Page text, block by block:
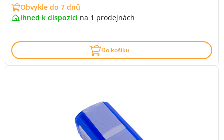
Obvykle do 7 dnů
ihned k dispozici na 1 prodejnách
Do košíku